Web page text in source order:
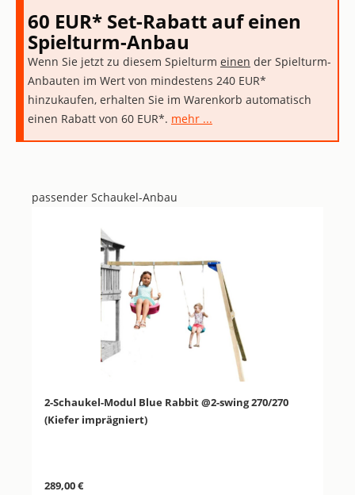
60 EUR* Set-Rabatt auf einen
Spielturm-Anbau
Wenn Sie jetzt zu diesem Spielturm einen der Spielturm-
Anbauten im Wert von mindestens 240 EUR*
hinzukaufen, erhalten Sie im Warenkorb automatisch
einen Rabatt von 60 EUR*. mehr ...
Produktgalerie überspringen
passender Schaukel-Anbau
2-Schaukel-Modul Blue Rabbit @2-swing 270/270
(Kiefer imprägniert)
Regulärer Preis:
289,00 €